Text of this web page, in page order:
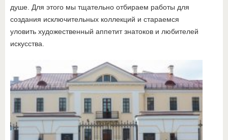
душе. Для этого мы тщательно отбираем работы для
создания исключительных коллекций и стараемся
уловить художественный аппетит знатоков и любителей
искусства.